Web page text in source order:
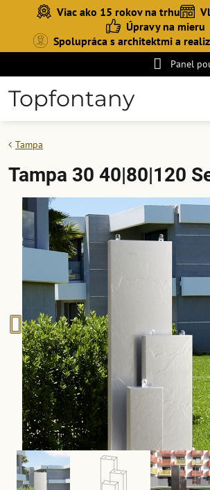
Viac ako 15 rokov na trhu
Úpravy na mieru
Spolupráca s architektmi a
Panel
Topfontany
Tampa
Tampa 30 40|80|120